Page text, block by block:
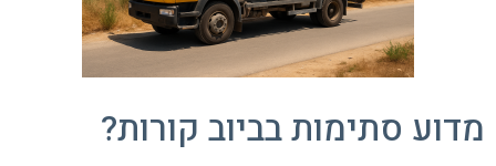
מדוע סתימות בביוב קורות?